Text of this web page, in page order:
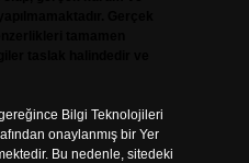
Bilgi Teknolojileri
onaylanmış bir Yer
Bu nedenle, sitedeki